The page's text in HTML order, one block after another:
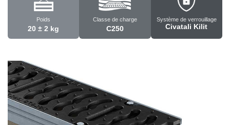
Poids
20 ± 2 kg
Classe de charge
C250
Système de verrouillage
Civatali Kilit